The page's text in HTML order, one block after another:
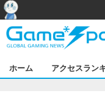
ホーム アクセスラン